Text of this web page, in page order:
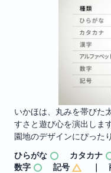
いかほは、丸みを帯びた
すさと遊び心を演出しま
園地のデザインにぴった
ひらがな
カタカナ
数字
記号 ｜